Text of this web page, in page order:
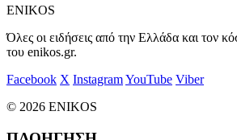
ENIKOS
Όλες οι ειδήσεις από την Ελλάδα και τον
του enikos.gr.
Facebook X InstagramYouTube Viber
© 2026 ENIKOS